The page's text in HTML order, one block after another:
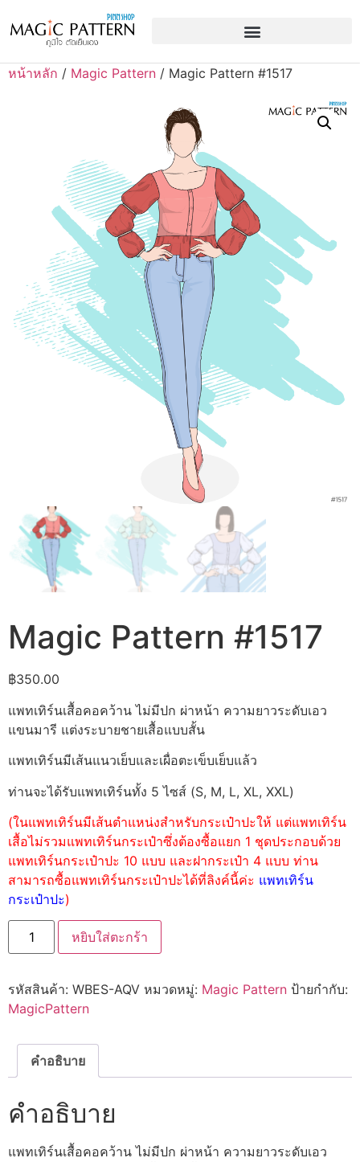
หน้าหลัก / Magic Pattern / Magic Pattern #1517
Magic Pattern #1517
฿350.00
แพทเทิร์นเสื้อคอคว้าน ไม่มีปก ผ่าหน้า ความยาวระดับเอว
แขนมารี แต่งระบายชายเสื้อแบบสั้น
แพทเทิร์นมีเส้นแนวเย็บและเผื่อตะเข็บเย็บแล้ว
ท่านจะได้รับแพทเทิร์นทั้ง 5 ไซส์ (S, M, L, XL, XXL)
(ในแพทเทิร์นมีเส้นตำแหน่งสำหรับกระเป๋าปะให้ แต่แพทเทิร์น
เสื้อไม่รวมแพทเทิร์นกระเป๋าซึ่งต้องซื้อแยก 1 ชุดประกอบด้วย
แพทเทิร์นกระเป๋าปะ 10 แบบ และฝากระเป๋า 4 แบบ ท่าน
สามารถซื้อแพทเทิร์นกระเป๋าปะได้ที่ลิงค์นี้ค่ะ แพทเทิร์น
กระเป๋าปะ)
หยิบใส่ตะกร้า
รหัสสินค้า: WBES-AQV หมวดหมู่: Magic Pattern ป้ายกำกับ:
MagicPattern
คำอธิบาย
คำอธิบาย
แพทเทิร์นเสื้อคอคว้าน ไม่มีปก ผ่าหน้า ความยาวระดับเอว